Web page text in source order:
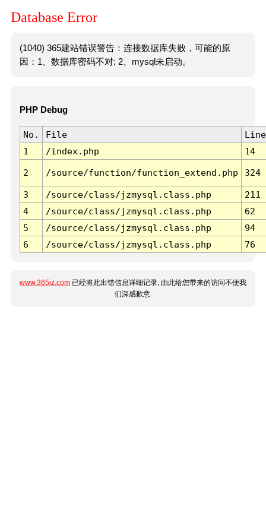
Database Error
(1040) 365建站错误警告：连接数据库失败，可能的原
因：1、数据库密码不对; 2、mysql未启动。
PHP Debug
No. File
Line
1
/index.php 14
2 /source/function/function_extend.php 324
3 /source/class/jzmysql.class.php
211
4
/source/class/jzmysql.class.php
62
5
/source/class/jzmysql.class.php
94
6
/source/class/jzmysql.class.php 76
www.365jz.com 已经将此出错信息详细记录, 由此给您带来的访问不便我
们深感歉意.